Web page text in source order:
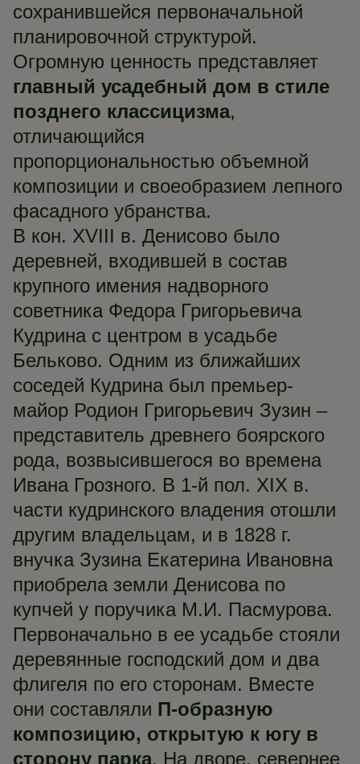
сохранившейся первоначальной
планировочной структурой.
Огромную ценность представляет
главный усадебный дом в стиле
позднего классицизма,
отличающийся
пропорциональностью объемной
композиции и своеобразием лепного
фасадного убранства.
В кон. XVIII в. Денисово было
деревней, входившей в состав
крупного имения надворного
советника Федора Григорьевича
Кудрина с центром в усадьбе
Бельково. Одним из ближайших
соседей Кудрина был премьер-
майор Родион Григорьевич Зузин –
представитель древнего боярского
рода, возвысившегося во времена
Ивана Грозного. В 1-й пол. XIX в.
части кудринского владения отошли
другим владельцам, и в 1828 г.
внучка Зузина Екатерина Ивановна
приобрела земли Денисова по
купчей у поручика М.И. Пасмурова.
Первоначально в ее усадьбе стояли
деревянные господский дом и два
флигеля по его сторонам. Вместе
они составляли П-образную
композицию, открытую к югу в
сторону парка. На дворе, севернее